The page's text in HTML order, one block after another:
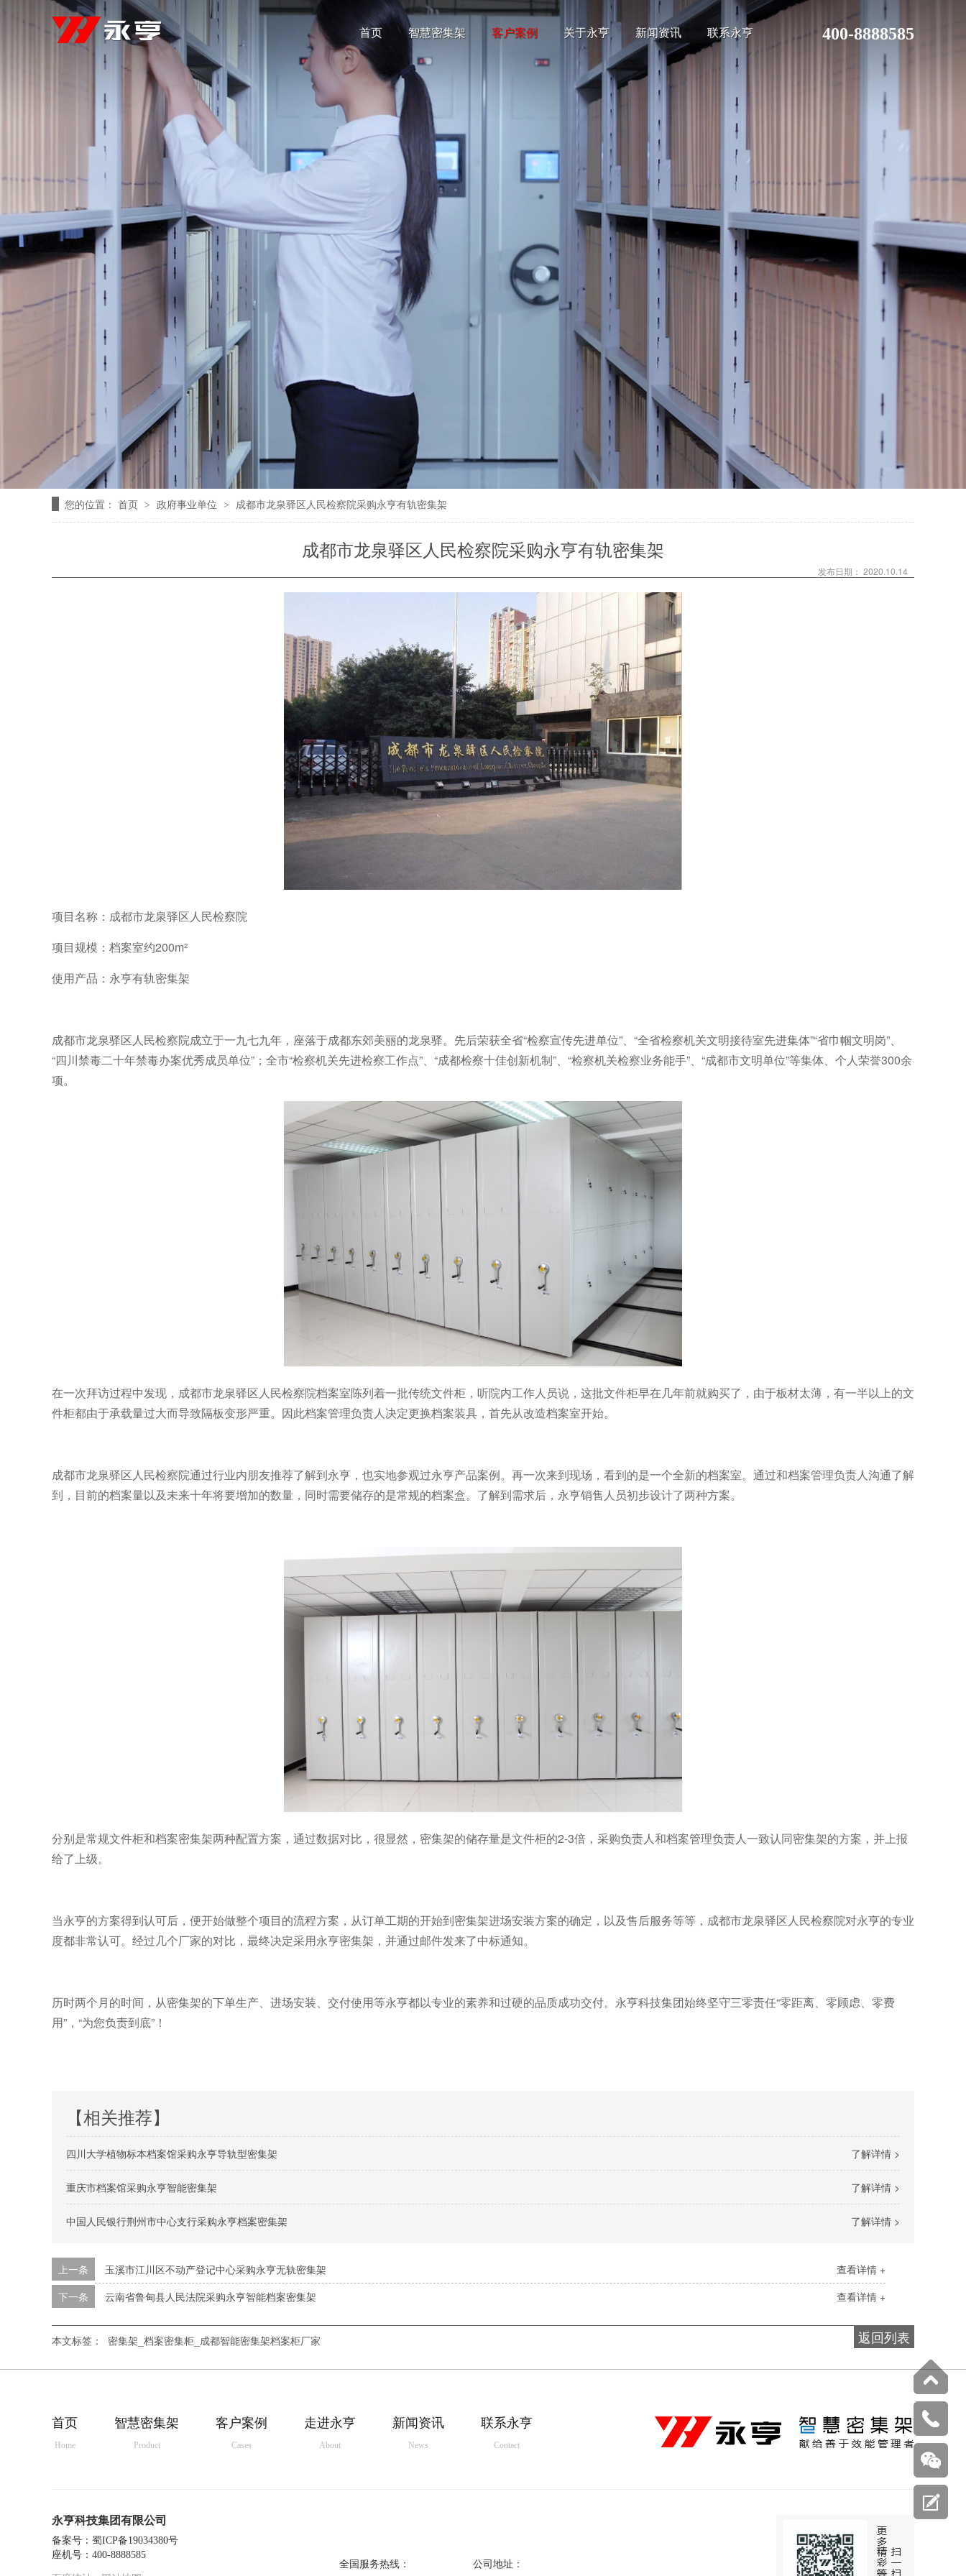
400-8888585
首页 智慧密集架 客户案例 关于永亨 新闻资讯 联系永亨
您的位置： 首页 > 政府事业单位 > 成都市龙泉驿区人民检察院采购永亨有轨密集架
成都市龙泉驿区人民检察院采购永亨有轨密集架
发布日期： 2020.10.14
项目名称：成都市龙泉驿区人民检察院
项目规模：档案室约200m²
使用产品：永亨有轨密集架
成都市龙泉驿区人民检察院成立于一九七九年，座落于成都东郊美丽的龙泉驿。先后荣获全省“检察宣传先进单位”、“全省检察机关文明接待室先进集体”“省巾帼文明岗”、
“四川禁毒二十年禁毒办案优秀成员单位”；全市“检察机关先进检察工作点”、“成都检察十佳创新机制”、“检察机关检察业务能手”、“成都市文明单位”等集体、个人荣誉300余
项。
在一次拜访过程中发现，成都市龙泉驿区人民检察院档案室陈列着一批传统文件柜，听院内工作人员说，这批文件柜早在几年前就购买了，由于板材太薄，有一半以上的文
件柜都由于承载量过大而导致隔板变形严重。因此档案管理负责人决定更换档案装具，首先从改造档案室开始。
成都市龙泉驿区人民检察院通过行业内朋友推荐了解到永亨，也实地参观过永亨产品案例。再一次来到现场，看到的是一个全新的档案室。通过和档案管理负责人沟通了解
到，目前的档案量以及未来十年将要增加的数量，同时需要储存的是常规的档案盒。了解到需求后，永亨销售人员初步设计了两种方案。
分别是常规文件柜和档案密集架两种配置方案，通过数据对比，很显然，密集架的储存量是文件柜的2-3倍，采购负责人和档案管理负责人一致认同密集架的方案，并上报
给了上级。
当永亨的方案得到认可后，便开始做整个项目的流程方案，从订单工期的开始到密集架进场安装方案的确定，以及售后服务等等，成都市龙泉驿区人民检察院对永亨的专业
度都非常认可。经过几个厂家的对比，最终决定采用永亨密集架，并通过邮件发来了中标通知。
历时两个月的时间，从密集架的下单生产、进场安装、交付使用等永亨都以专业的素养和过硬的品质成功交付。永亨科技集团始终坚守三零责任“零距离、零顾虑、零费
用”，“为您负责到底”！
【相关推荐】
了解详情 >
四川大学植物标本档案馆采购永亨导轨型密集架
了解详情 >
重庆市档案馆采购永亨智能密集架
了解详情 >
中国人民银行荆州市中心支行采购永亨档案密集架
查看详情 +
上一条
玉溪市江川区不动产登记中心采购永亨无轨密集架
查看详情 +
下一条 云南省鲁甸县人民法院采购永亨智能档案密集架
返回列表
本文标签： 密集架_档案密集柜_成都智能密集架档案柜厂家
首页
Home
智慧密集架
Product
客户案例
Cases
走进永亨
About
新闻资讯
News
联系永亨
Contact
永亨科技集团有限公司
备案号： 蜀ICP备19034380号
座机号：400-8888585
全国服务热线： 公司地址：